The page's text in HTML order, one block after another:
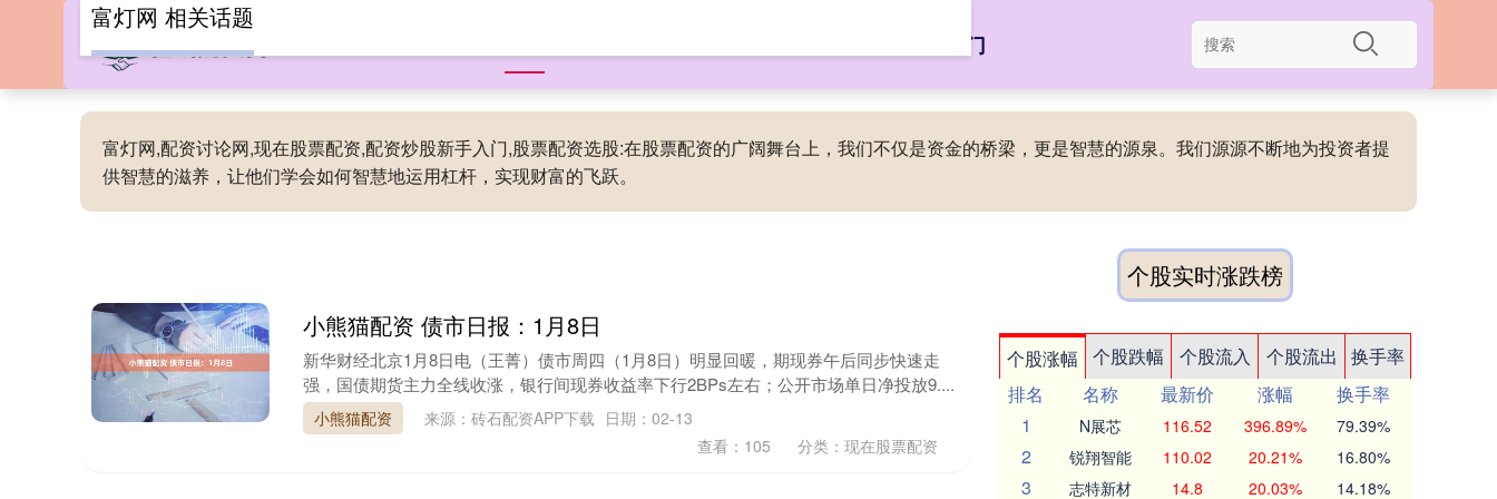
配资炒股新手入门
富灯网,配资讨论网,现在股票配资,配资炒股新手入门,股票配资选股:在股票配资的广阔舞台上，我们不仅是资金的桥梁，更是智慧的源泉。我们源源不断地为投资者提
供智慧的滋养，让他们学会如何智慧地运用杠杆，实现财富的飞跃。
富灯网 相关话题
小熊猫配资 债市日报：1月8日
新华财经北京1月8日电（王菁）债市周四（1月8日）明显回暖，期现券午后同步快速走
强，国债期货主力全线收涨，银行间现券收益率下行2BPs左右；公开市场单日净投放9....
小熊猫配资 来源：砖石配资APP下载 日期：02-13
查看： 105 分类： 现在股票配资
个股实时涨跌榜
个股涨幅 个股跌幅 个股流入 个股流出
换手率
排名
名称 最新价 涨幅
换手率
1
N展芯 116.52 396.89% 79.39%
2 锐翔智能 110.02 20.21% 16.80%
3 志特新材 14.8 20.03% 14.18%